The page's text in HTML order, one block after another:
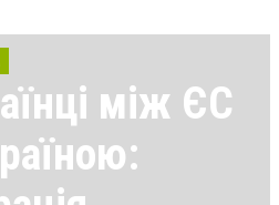
між ЄС